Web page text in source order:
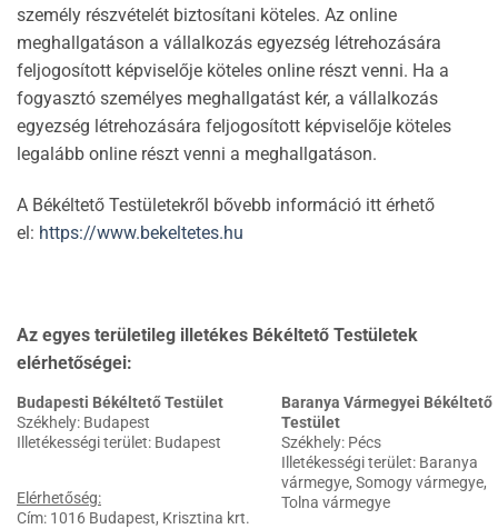
személy részvételét biztosítani köteles. Az online
meghallgatáson a vállalkozás egyezség létrehozására
feljogosított képviselője köteles online részt venni. Ha a
fogyasztó személyes meghallgatást kér, a vállalkozás
egyezség létrehozására feljogosított képviselője köteles
legalább online részt venni a meghallgatáson.
A Békéltető Testületekről bővebb információ itt érhető
el: https://www.bekeltetes.hu
Az egyes területileg illetékes Békéltető Testületek
elérhetőségei:
Budapesti Békéltető Testület
Székhely: Budapest
Illetékességi terület: Budapest
Elérhetőség:
Cím: 1016 Budapest, Krisztina krt.
Baranya Vármegyei Békéltető
Testület
Székhely: Pécs
Illetékességi terület: Baranya
vármegye, Somogy vármegye,
Tolna vármegye